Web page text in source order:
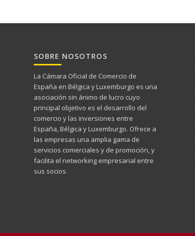
SOBRE NOSOTROS
La Cámara Oficial de Comercio de
España en Bélgica y Luxemburgo es una
asociación sin ánimo de lucro cuyo
principal objetivo es el desarrollo del
comercio y las inversiones entre
España, Bélgica y Luxemburgo. Ofrece a
las empresas una amplia gama de
servicios comerciales y de promoción, y
facilita el networking empresarial entre
sus socios.